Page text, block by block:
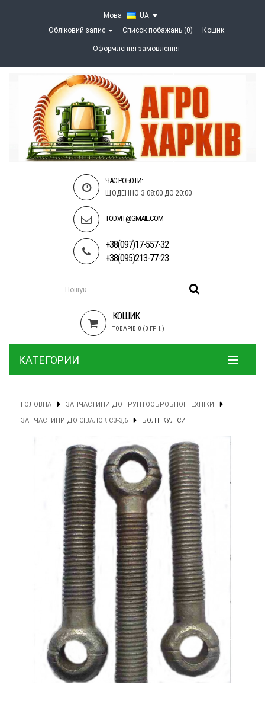
Мова
UA
Обліковий запис
Список побажань (0) Кошик
Оформлення замовлення
ЧАС РОБОТИ:
ЩОДЕННО З 08:00 ДО 20:00
TOD.VIT@GMAIL.COM
+38(097)17-557-32
+38(095)213-77-23
КОШИК
ТОВАРІВ 0 (0 ГРН.)
КАТЕГОРИИ
ГОЛОВНА ЗАПЧАСТИНИ ДО ГРУНТООБРОБНОЇ ТЕХНІКИ
ЗАПЧАСТИНИ ДО СІВАЛОК СЗ-3,6 БОЛТ КУЛІСИ